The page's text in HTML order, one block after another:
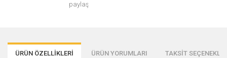
paylaş
ÜRÜN ÖZELLİKLERİ ÜRÜN YORUMLARI TAKSİT